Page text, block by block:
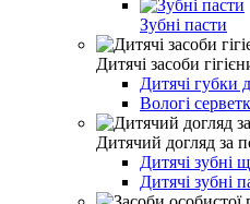
Зубні пасти
Дитячі засоби
Дитячі губки
Вологі
Дитячий догляд за
Дитячі зубні
Дитячі зубні